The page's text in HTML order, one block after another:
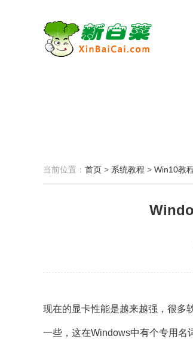
当前位置： 首页 > 系统教程 > Win10教
现在的显卡性能是越来越强，很多
一些，这在Windows中有个专用名